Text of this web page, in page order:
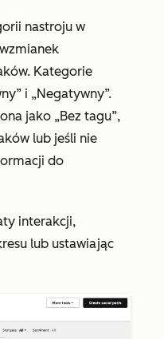
nastroju w
Kategorie
i „Negatywny”.
jako „Bez tagu”,
lub jeśli nie
do
interakcji,
lub ustawiając